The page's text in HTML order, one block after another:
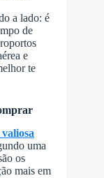
a lado: é
de
e
te
uma
os
mais em